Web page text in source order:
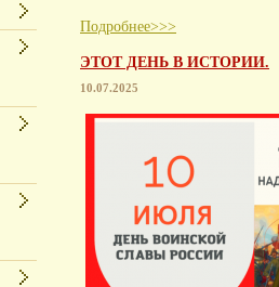
Подробнее>>>
ЭТОТ ДЕНЬ В ИСТОРИИ.
10.07.2025